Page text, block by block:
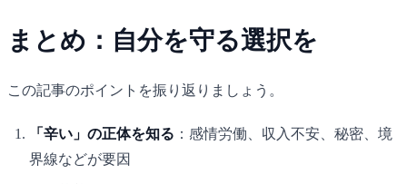
まとめ：自分を守る選択を
この記事のポイントを振り返りましょう。
「辛い」の正体を知る ：感情労働、収入不安、秘密、境
界線などが要因